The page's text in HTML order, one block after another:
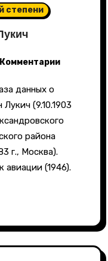
степени
(9.10.1903
района
г., Москва).
авиации (1946).